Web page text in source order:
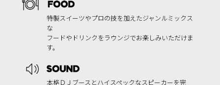
特製スイーツやプロの技を加えたジャンルミックス
な
フードやドリンクをラウンジでお楽しみいただけま
す。
本格ＤＪブースとハイスペックなスピーカーを完